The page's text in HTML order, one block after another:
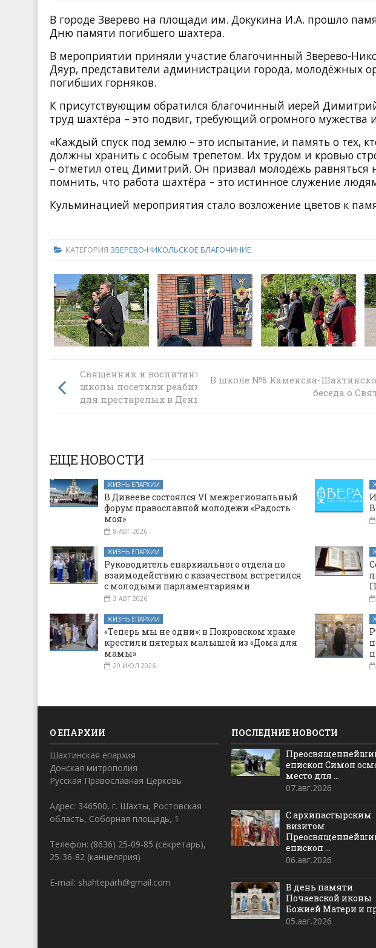
В городе Зверево на площади им. Докукина И.А. прошло
Дню памяти погибшего шахтера.
В мероприятии приняли участие благочинный Зверево-
Дяур, представители администрации города, молодёжных
погибших горняков.
К присутствующим обратился благочинный иерей
труд шахтёра – это подвиг, требующий огромного мужества
«Каждый спуск под землю – это испытание, и память о тех,
должны хранить с особым трепетом. Их трудом и кровью
– отметил отец Димитрий. Он призвал молодёжь равняться
помнить, что работа шахтёра – это истинное служение
Кульминацией мероприятия стало возложение цветов к
КАТЕГОРИЯ ЗВЕРЕВО-НИКОЛЬСКОЕ БЛАГОЧИНИЕ
Священник и воспитанники воскресной
школы посетили реабилитационный центр
для престарелых в День Святой Троицы
В школе №6 Каменска-
беседа о
ЕЩЕ НОВОСТИ
ЖИЗНЬ ЕПАРХИИ
В Дивееве состоялся VI межрегиональный
форум православной молодежи «Радость
моя»
8 АВГ 2026
ЖИЗНЬ ЕПАРХИИ
Руководитель епархиального отдела по
взаимодействию с казачеством встретился
с молодыми парламентариями
3 АВГ 2026
ЖИЗНЬ ЕПАРХИИ
«Теперь мы не одни»: в Покровском храме
крестили пятерых малышей из «Дома для
мамы»
29 ИЮЛ 2026
О ЕПАРХИИ
Шахтинская епархия
Донская митрополия
Русская Православная Церковь
Адрес: 346500, г. Шахты, Ростовская
область, Соборная площадь, 1
Телефон: (8636) 25-09-85 (секретарь),
25-36-82 (канцелярия)
E-mail: shahteparh@gmail.com
ПОСЛЕДНИЕ НОВОСТИ
епископ Симон
место для ...
07.авг.2026
С архипастырским
визитом
епископ ...
06.авг.2026
В день памяти
Почаевской иконы
Божией Матери и
05.авг.2026